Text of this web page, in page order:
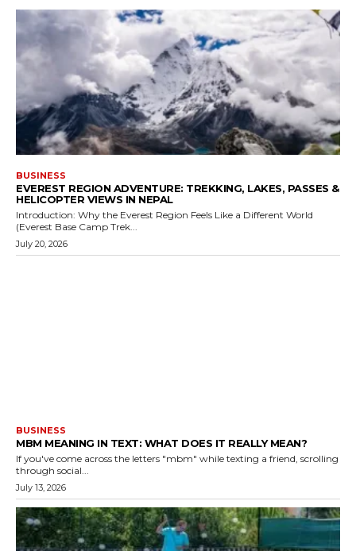
BUSINESS
EVEREST REGION ADVENTURE: TREKKING, LAKES, PASSES &
HELICOPTER VIEWS IN NEPAL
Introduction: Why the Everest Region Feels Like a Different World
(Everest Base Camp Trek...
July 20, 2026
BUSINESS
MBM MEANING IN TEXT: WHAT DOES IT REALLY MEAN?
If you've come across the letters "mbm" while texting a friend, scrolling
through social...
July 13, 2026